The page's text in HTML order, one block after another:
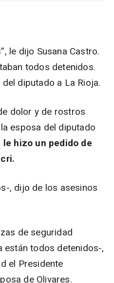
le dijo Susana Castro.
todos detenidos.
diputado a La Rioja.
dolor y de rostros
esposa del diputado
le hizo un pedido de
, dijo de los asesinos
de seguridad
están todos detenidos-,
el Presidente
de Olivares.